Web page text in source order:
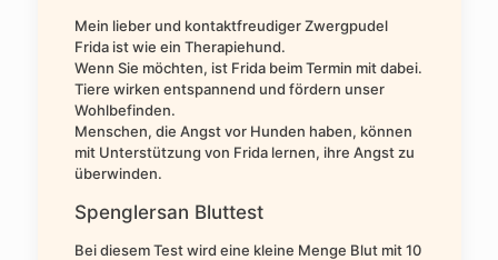
Mein lieber und kontaktfreudiger Zwergpudel
Frida ist wie ein Therapiehund.
Wenn Sie möchten, ist Frida beim Termin mit dabei.
Tiere wirken entspannend und fördern unser
Wohlbefinden.
Menschen, die Angst vor Hunden haben, können
mit Unterstützung von Frida lernen, ihre Angst zu
überwinden.
Spenglersan Bluttest
Bei diesem Test wird eine kleine Menge Blut mit 10